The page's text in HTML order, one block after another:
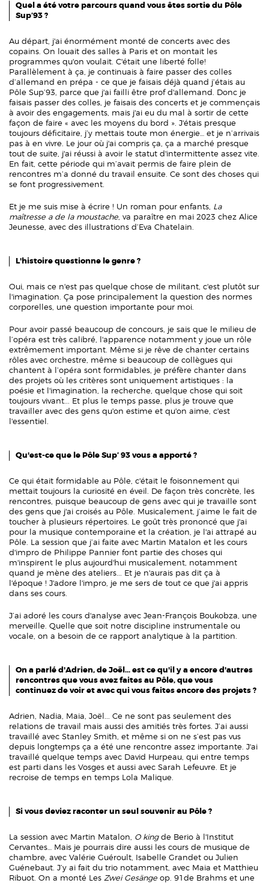
Quel a été votre parcours quand vous êtes sortie du Pôle
Sup’93 ?
Au départ, j'ai énormément monté de concerts avec des
copains. On louait des salles à Paris et on montait les
programmes qu'on voulait. C'était une liberté folle!
Parallèlement à ça, je continuais à faire passer des colles
d’allemand en prépa - ce que je faisais déjà quand j’étais au
Pôle Sup’93, parce que j'ai failli être prof d'allemand. Donc je
faisais passer des colles, je faisais des concerts et je commençais
à avoir des engagements, mais j'ai eu du mal à sortir de cette
façon de faire « avec les moyens du bord ». J'étais presque
toujours déficitaire, j’y mettais toute mon énergie… et je n’arrivais
pas à en vivre. Le jour où j'ai compris ça, ça a marché presque
tout de suite, j'ai réussi à avoir le statut d'intermittente assez vite.
En fait, cette période qui m’avait permis de faire plein de
rencontres m’a donné du travail ensuite. Ce sont des choses qui
se font progressivement.
Et je me suis mise à écrire ! Un roman pour enfants, La
maîtresse a de la moustache, va paraître en mai 2023 chez Alice
Jeunesse, avec des illustrations d’Eva Chatelain.
L'histoire questionne le genre ?
Oui, mais ce n'est pas quelque chose de militant, c'est plutôt sur
l'imagination. Ça pose principalement la question des normes
corporelles, une question importante pour moi.
Pour avoir passé beaucoup de concours, je sais que le milieu de
l’opéra est très calibré, l'apparence notamment y joue un rôle
extrêmement important. Même si je rêve de chanter certains
rôles avec orchestre, même si beaucoup de collègues qui
chantent à l’opéra sont formidables, je préfère chanter dans
des projets où les critères sont uniquement artistiques : la
poésie et l'imagination, la recherche, quelque chose qui soit
toujours vivant... Et plus le temps passe, plus je trouve que
travailler avec des gens qu'on estime et qu'on aime, c'est
l'essentiel.
Qu'est-ce que le Pôle Sup’ 93 vous a apporté ?
Ce qui était formidable au Pôle, c'était le foisonnement qui
mettait toujours la curiosité en éveil. De façon très concrète, les
rencontres, puisque beaucoup de gens avec qui je travaille sont
des gens que j'ai croisés au Pôle. Musicalement, j’aime le fait de
toucher à plusieurs répertoires. Le goût très prononcé que j'ai
pour la musique contemporaine et la création, je l'ai attrapé au
Pôle. La session que j’ai faite avec Martin Matalon et les cours
d'impro de Philippe Pannier font partie des choses qui
m'inspirent le plus aujourd'hui musicalement, notamment
quand je mène des ateliers... Et je n'aurais pas dit ça à
l'époque ! J'adore l'impro, je me sers de tout ce que j'ai appris
dans ses cours.
J’ai adoré les cours d'analyse avec Jean-François Boukobza, une
merveille. Quelle que soit notre discipline instrumentale ou
vocale, on a besoin de ce rapport analytique à la partition.
On a parlé d'Adrien, de Joël... est ce qu'il y a encore d'autres
rencontres que vous avez faites au Pôle, que vous
continuez de voir et avec qui vous faites encore des projets ?
Adrien, Nadia, Maia, Joël... Ce ne sont pas seulement des
relations de travail mais aussi des amitiés très fortes. J’ai aussi
travaillé avec Stanley Smith, et même si on ne s’est pas vus
depuis longtemps ça a été une rencontre assez importante. J'ai
travaillé quelque temps avec David Hurpeau, qui entre temps
est parti dans les Vosges et aussi avec Sarah Lefeuvre. Et je
recroise de temps en temps Lola Malique.
Si vous deviez raconter un seul souvenir au Pôle ?
La session avec Martin Matalon, O kingde Berio à l'Institut
Cervantes… Mais je pourrais dire aussi les cours de musique de
chambre, avec Valérie Guéroult, Isabelle Grandet ou Julien
Guénebaut. J’y ai fait du trio notamment, avec Maia et Matthieu
Ribuot. On a monté Les Zwei Gesänge op. 91de Brahms et une